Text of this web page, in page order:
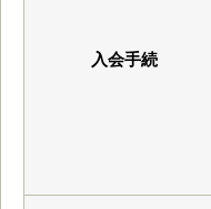
入会手続